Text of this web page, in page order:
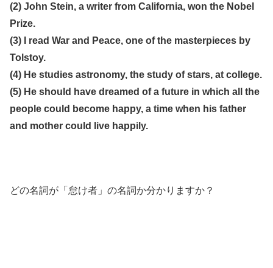
(2) John Stein, a writer from California, won the Nobel
Prize.
(3) I read War and Peace, one of the masterpieces by
Tolstoy.
(4) He studies astronomy, the study of stars, at college.
(5) He should have dreamed of a future in which all the
people could become happy, a time when his father
and mother could live happily.
どの名詞が「怠け者」の名詞か分かりますか？